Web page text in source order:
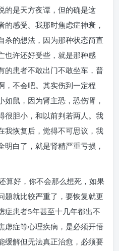
的是天方夜谭，但的确是这
感受。我那时焦虑症神衰，
杀的想法，因为那种状态简直
也许还好受些，就是那种感
的患者不敢出门不敢坐车，普
，不会吧。其实伤到一定程
鼠，因为肾主恐，恐伤肾，
很胆小，和以前判若两人。我
我恢复后，觉得不可思议，我
白了，就是肾精严重亏损，
算好，你不会那么想死，如果
题就比较严重了，要恢复就更
症患者5年甚至十几年都出不
虑症等心理疾病，是必须开悟
缓解但无法真正治愈，必须要